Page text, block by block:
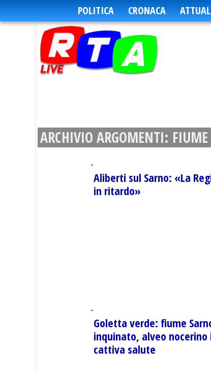
POLITICA CRONACA
ARCHIVIO ARGOMENTI:
Aliberti sul Sarno: «La
in ritardo»
Goletta verde: fiume
inquinato, alveo nocerino
cattiva salute